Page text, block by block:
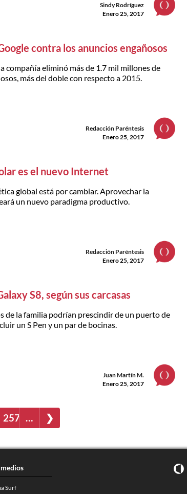
Sindy Rodríguez
Enero 25, 2017
contra los anuncios engañosos
compañía eliminó más de 1.7 mil millones de
más del doble con respecto a 2015.
Redacción Paréntesis
Enero 25, 2017
es el nuevo Internet
global está por cambiar. Aprovechar la
un nuevo paradigma productivo.
Redacción Paréntesis
Enero 25, 2017
S8, según sus carcasas
de la familia podrían prescindir de un puerto de
un S Pen y un par de bocinas.
Juan Martín M.
Enero 25, 2017
2575 … ❯
Surf